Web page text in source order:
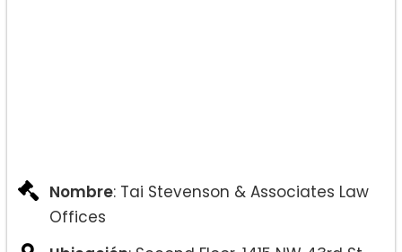
Nombre: Tai Stevenson & Associates Law
Offices